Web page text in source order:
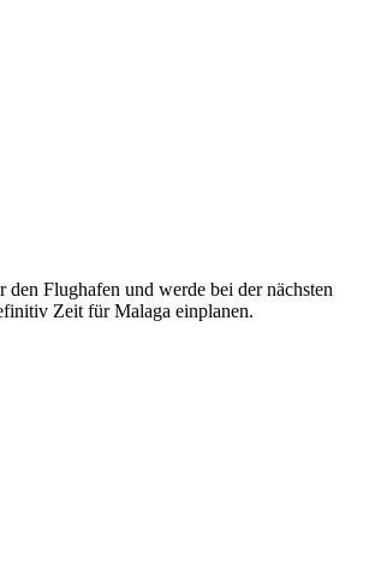
den Flughafen und werde bei der nächsten
Zeit für Malaga einplanen.